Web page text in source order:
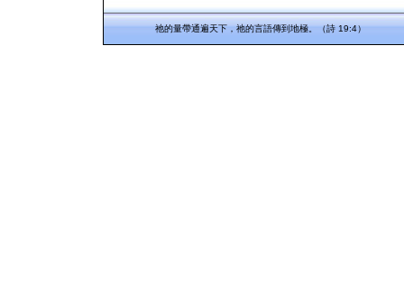
祂的量帶通遍天下，祂的言語傳到地極。（詩 19:4）